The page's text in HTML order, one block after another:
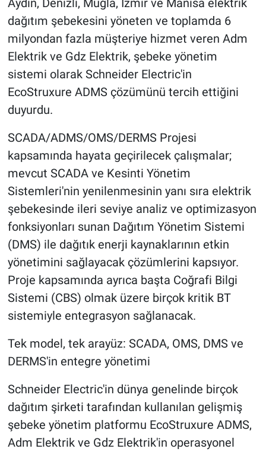
dağıtım şebekesini yöneten ve toplamda 6
milyondan fazla müşteriye hizmet veren Adm
Elektrik ve Gdz Elektrik, şebeke yönetim
sistemi olarak Schneider Electric'in
EcoStruxure ADMS çözümünü tercih ettiğini
duyurdu.
SCADA/ADMS/OMS/DERMS Projesi
kapsamında hayata geçirilecek çalışmalar;
mevcut SCADA ve Kesinti Yönetim
Sistemleri'nin yenilenmesinin yanı sıra elektrik
şebekesinde ileri seviye analiz ve optimizasyon
fonksiyonları sunan Dağıtım Yönetim Sistemi
(DMS) ile dağıtık enerji kaynaklarının etkin
yönetimini sağlayacak çözümlerini kapsıyor.
Proje kapsamında ayrıca başta Coğrafi Bilgi
Sistemi (CBS) olmak üzere birçok kritik BT
sistemiyle entegrasyon sağlanacak.
Tek model, tek arayüz: SCADA, OMS, DMS ve
DERMS'in entegre yönetimi
Schneider Electric'in dünya genelinde birçok
dağıtım şirketi tarafından kullanılan gelişmiş
şebeke yönetim platformu EcoStruxure ADMS,
Adm Elektrik ve Gdz Elektrik'in operasyonel